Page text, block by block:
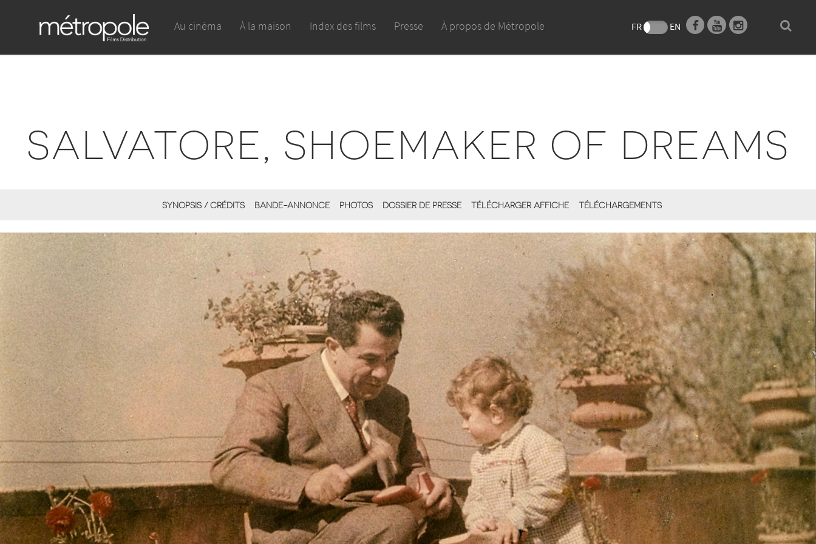
Au cinéma À la maison Index des films Presse À propos de Métropole FR EN
SALVATORE, SHOEMAKER OF DREAMS
SYNOPSIS / CRÉDITS BANDE-ANNONCE PHOTOS DOSSIER DE PRESSE TÉLÉCHARGER AFFICHE TÉLÉCHARGEMENTS